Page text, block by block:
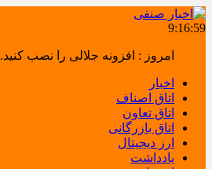
9:16:59
امروز : افزونه جلالی را نصب کنید.
اخبار
اتاق اصناف
اتاق تعاون
اتاق بازرگانی
ارز دیجیتال
یادداشت